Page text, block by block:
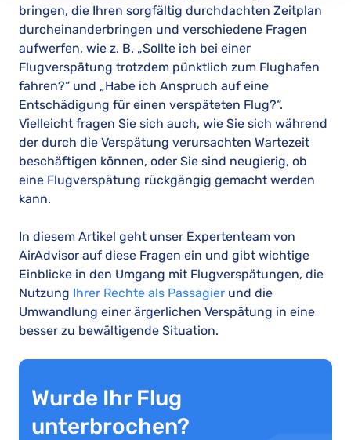
bringen, die Ihren sorgfältig durchdachten Zeitplan
durcheinanderbringen und verschiedene Fragen
aufwerfen, wie z. B. „Sollte ich bei einer
Flugverspätung trotzdem pünktlich zum Flughafen
fahren?“ und „Habe ich Anspruch auf eine
Entschädigung für einen verspäteten Flug?“.
Vielleicht fragen Sie sich auch, wie Sie sich während
der durch die Verspätung verursachten Wartezeit
beschäftigen können, oder Sie sind neugierig, ob
eine Flugverspätung rückgängig gemacht werden
kann.
In diesem Artikel geht unser Expertenteam von
AirAdvisor auf diese Fragen ein und gibt wichtige
Einblicke in den Umgang mit Flugverspätungen, die
Nutzung Ihrer Rechte als Passagier und die
Umwandlung einer ärgerlichen Verspätung in eine
besser zu bewältigende Situation.
Wurde Ihr Flug
unterbrochen?